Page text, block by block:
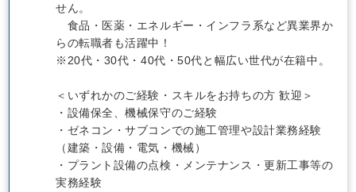
せん。
食品・医薬・エネルギー・インフラ系など異業界か
らの転職者も活躍中！
※20代・30代・40代・50代と幅広い世代が在籍中。
＜いずれかのご経験・スキルをお持ちの方 歓迎＞
・設備保全、機械保守のご経験
・ゼネコン・サブコンでの施工管理や設計業務経験
（建築・設備・電気・機械）
・プラント設備の点検・メンテナンス・更新工事等の
実務経験